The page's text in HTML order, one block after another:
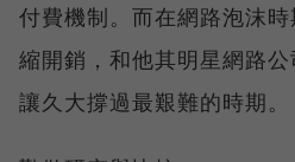
付費機制。而在網路泡沫
縮開銷，和他其明星網路公
讓久大撐過最艱難的時期。